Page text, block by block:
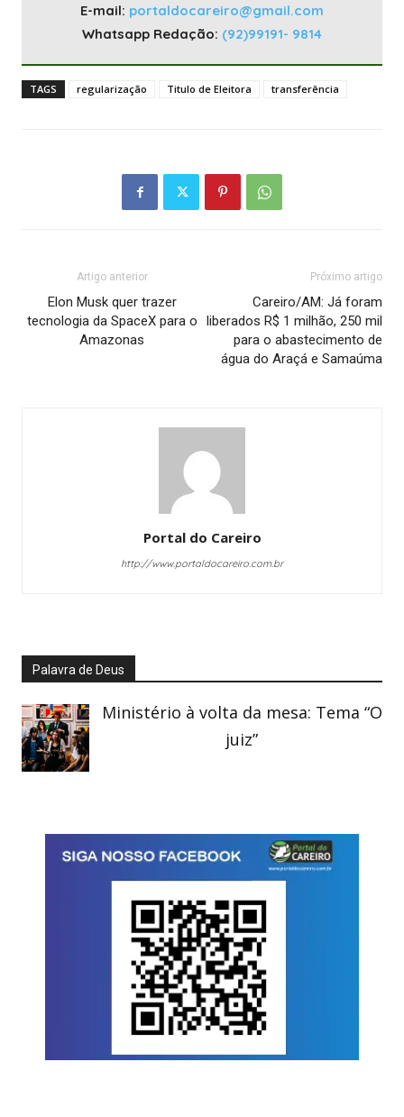
E-mail: portaldocareiro@gmail.com
Whatsapp Redação: (92)99191- 9814
TAGS regularização Titulo de Eleitora transferência
Artigo anterior
Elon Musk quer trazer
tecnologia da SpaceX para o
Amazonas
Próximo artigo
Careiro/AM: Já foram
liberados R$ 1 milhão, 250 mil
para o abastecimento de
água do Araçá e Samaúma
Portal do Careiro
http://www.portaldocareiro.com.br
Palavra de Deus
Ministério à volta da mesa: Tema “O
juiz”